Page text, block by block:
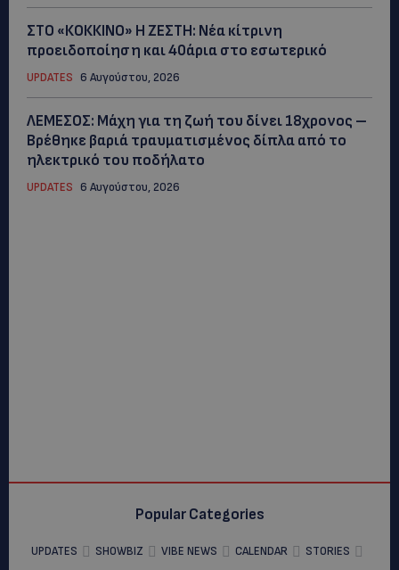
ΣΤΟ «ΚΟΚΚΙΝΟ» Η ΖΕΣΤΗ: Νέα κίτρινη
προειδοποίηση και 40άρια στο εσωτερικό
UPDATES 6 Αυγούστου, 2026
ΛΕΜΕΣΟΣ: Μάχη για τη ζωή του δίνει 18χρονος –
Βρέθηκε βαριά τραυματισμένος δίπλα από το
ηλεκτρικό του ποδήλατο
UPDATES 6 Αυγούστου, 2026
Popular Categories
UPDATES SHOWBIZ VIBE NEWS CALENDAR
STORIES